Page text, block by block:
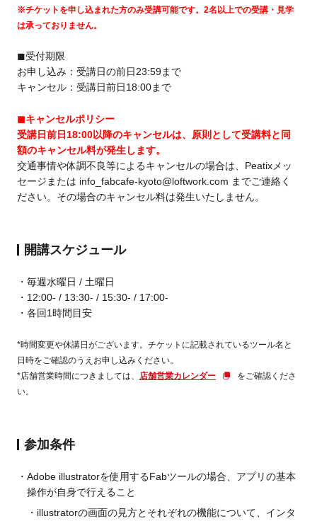
※チケットを申し込まれた方のみ受講可能です。2名以上での受講・見学
は承っておりません。
◼︎受付期限
お申し込み：受講日の前日23:59まで
キャンセル：受講日前日18:00まで
◼︎キャンセルポリシー
受講日前日18:00以降のキャンセルは、原則として受講料と同
額のキャンセル料が発生します。
交通事情や体調不良等によるキャンセルの場合は、Peatixメッ
セージまたは info_fabcafe-kyoto@loftwork.com までご連絡く
ださい。その場合のキャンセル料は発生いたしません。
開講スケジュール
毎週水曜日 / 土曜日
12:00- / 13:30- / 15:30- / 17:00-
各回1時間目安
*時間変更や休講日がございます。チケットに記載されているツール名と
日時をご確認のうえお申し込みください。
*店舗営業時間につきましては、 店舗営業カレンダー
をご確認くださ
い。
参加条件
Adobe illustratorを使用するFabツールの場合、アプリの基本
操作が自身で行えること
illustratorの画面の見方とそれぞれの機能について、インタ